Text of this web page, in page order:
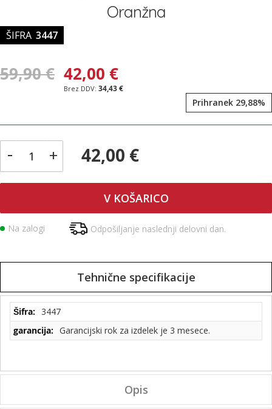
Oranžna
ŠIFRA 3447
59,90 € 42,00 €
34,43 €
Prihranek 29,88%
- + 42,00 €
V KOŠARICO
Na zalogi Odpošiljanje naslednji delovni dan.
Tehnične specifikacije
Tehnične
specifikacije
3447
Garancijski rok za izdelek je 3 mesece.
Opis